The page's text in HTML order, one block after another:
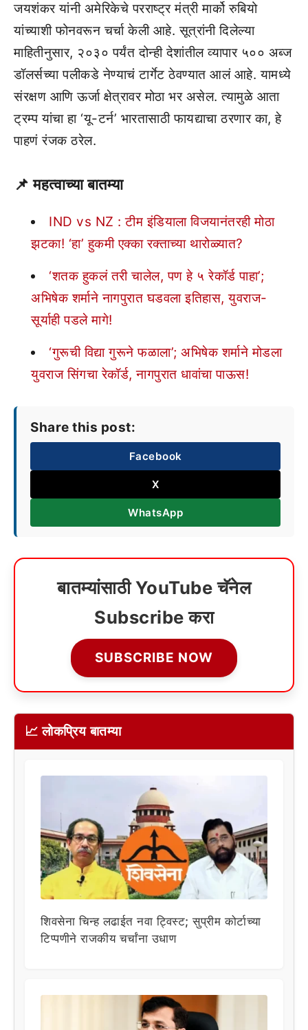
जयशंकर यांनी अमेरिकेचे परराष्ट्र मंत्री मार्को रुबियो
यांच्याशी फोनवरून चर्चा केली आहे. सूत्रांनी दिलेल्या
माहितीनुसार, २०३० पर्यंत दोन्ही देशांतील व्यापार ५०० अब्ज
डॉलर्सच्या पलीकडे नेण्याचं टार्गेट ठेवण्यात आलं आहे. यामध्ये
संरक्षण आणि ऊर्जा क्षेत्रावर मोठा भर असेल. त्यामुळे आता
ट्रम्प यांचा हा ‘यू-टर्न’ भारतासाठी फायद्याचा ठरणार का, हे
पाहणं रंजक ठरेल.
📌 महत्वाच्या बातम्या
IND vs NZ : टीम इंडियाला विजयानंतरही मोठा
झटका! ‘हा’ हुकमी एक्का रक्ताच्या थारोळ्यात?
‘शतक हुकलं तरी चालेल, पण हे ५ रेकॉर्ड पाहा’;
अभिषेक शर्माने नागपुरात घडवला इतिहास, युवराज-
सूर्याही पडले मागे!
‘गुरूची विद्या गुरूने फळाला’; अभिषेक शर्माने मोडला
युवराज सिंगचा रेकॉर्ड, नागपुरात धावांचा पाऊस!
Share this post:
Facebook
X
WhatsApp
बातम्यांसाठी YouTube चॅनेल
Subscribe करा
SUBSCRIBE NOW
📈 लोकप्रिय बातम्या
शिवसेना चिन्ह लढाईत नवा ट्विस्ट; सुप्रीम कोर्टाच्या
टिप्पणीने राजकीय चर्चांना उधाण